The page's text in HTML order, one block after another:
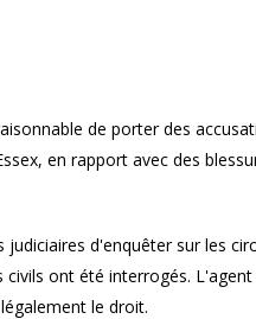
de porter des
en rapport avec des
d'enquêter sur les
ont été interrogés.
le droit.